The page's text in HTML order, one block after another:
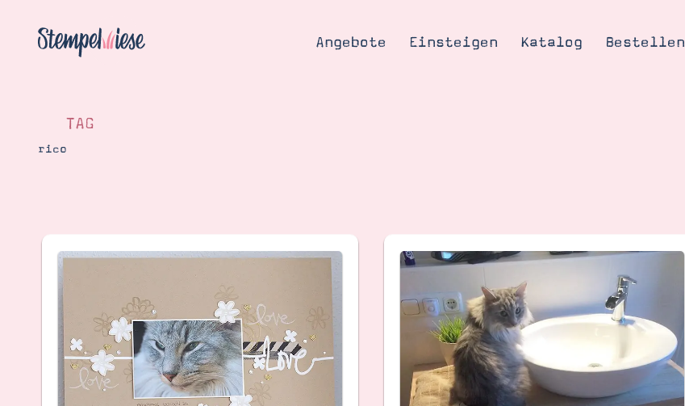
Angebote Einsteigen Katalog Bestellen
Bestellen
Kontakt
Blog
Gutscheine
Produkte erklärt
Über mich
Über Stampin’ Up!
TAG
rico